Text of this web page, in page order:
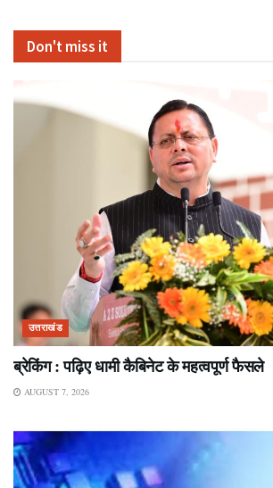
Don't miss it
उत्तराखंड
ब्रेकिंग : पढ़िए धामी कैबिनेट के महत्वपूर्ण फैसले
AUGUST 7, 2026